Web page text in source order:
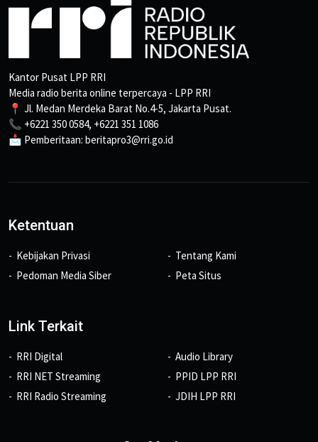
Kantor Pusat LPP RRI
Media radio berita online terpercaya - LPP RRI
📍 Jl. Medan Merdeka Barat No.4-5, Jakarta Pusat.
📞 +6221 350 0584, +6221 351 1086
📩 Pemberitaan: beritapro3@rri.go.id
Ketentuan
Kebijakan Privasi
Pedoman Media Siber
Tentang Kami
Peta Situs
Link Terkait
RRI Digital
RRI NET Streaming
RRI Radio Streaming
Audio Library
PPID LPP RRI
JDIH LPP RRI